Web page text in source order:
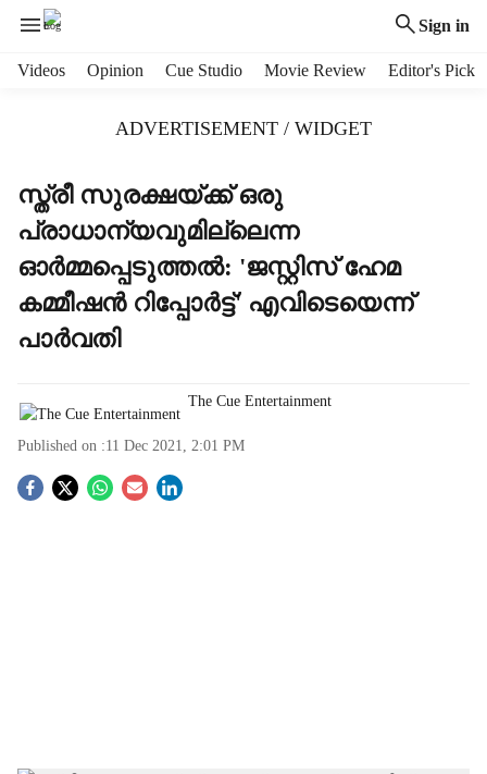
Sign in
Videos Opinion Cue Studio Movie Review Editor's Pick
ADVERTISEMENT / WIDGET
സ്ത്രീ സുരക്ഷയ്ക്ക് ഒരു
പ്രാധാന്യവുമില്ലെന്ന
ഓര്‍മ്മപ്പെടുത്തല്‍: 'ജസ്റ്റിസ് ഹേമ
കമ്മീഷന്‍ റിപ്പോര്‍ട്ട്' എവിടെയെന്ന്
പാര്‍വതി
The Cue Entertainment
Published on :11 Dec 2021, 2:01 PM
S